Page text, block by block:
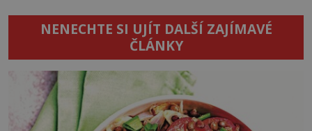
NENECHTE SI UJÍT DALŠÍ ZAJÍMAVÉ
ČLÁNKY